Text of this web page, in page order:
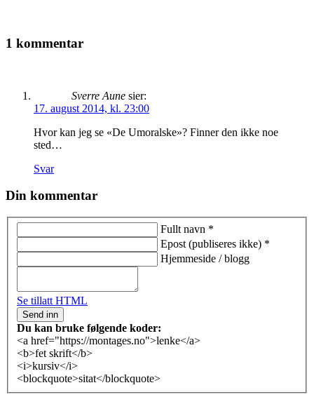
1 kommentar
Sverre Aune sier:
17. august 2014, kl. 23:00
Hvor kan jeg se «De Umoralske»? Finner den ikke noe
sted…
Svar
Din kommentar
Fullt navn *
Epost (publiseres ikke) *
Hjemmeside / blogg
Se tillatt HTML
Du kan bruke følgende koder:
<a href="https://montages.no">lenke</a>
<b>fet skrift</b>
<i>kursiv</i>
<blockquote>sitat</blockquote>